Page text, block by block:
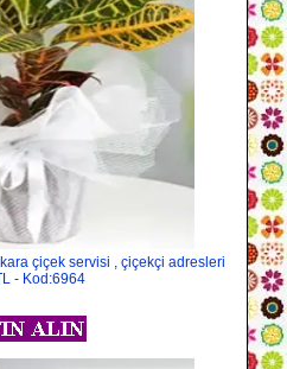
çiçek servisi , çiçekçi adresleri
- Kod:6964